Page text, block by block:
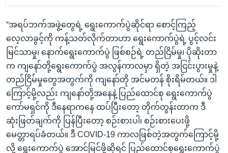
“အရပ်ဘက်အဖွဲ့တွေရဲ့ ရွေးကောက်ပွဲဆိုင်ရာ စောင့်ကြည့်
လေ့လာခွင့်ကို ကန့်သတ်လိုက်တာဟာ ရွေးကောက်ပွဲရဲ့ ပွင့်လင်း
မြင်သာမှု၊ နောက်ရွေးကောက်ပွဲ ဖြစ်စဉ်ရဲ့ တည်ငြိမ်မှု၊ ပိုဆိုးတာ
က ကျနော်တို့ရွေးကောက်ပွဲ အလွန်ကာလမှာ ရှိတဲ့ အငြင်းပွားမှုနဲ့
တည်ငြိမ်မှုတွေအတွက်ကို ကျနော်တို အင်မတန် စိုးရိမ်တယ်။ ဒါ
ကြောင့်မို့လည်း ကျနော်တို့အနေနဲ့ ပြည်ထောင်စု ရွေးကောက်ပွဲ
ကော်မရှင်ကို ဒီနေရာကနေ ထပ်ပြီးတော့ တိုက်တွန်းတာက ဒီ
ဆုံးဖြတ်ချက်ကို ပြန်ပြီးတော့ စဉ်းစားပါ၊ စဉ်းစားပေးဖို့
မေတ္တာရပ်ခံတယ်။ ဒီ COVID-19 ကာလဖြစ်တဲ့အတွက်ကြောင့်မို့
လို့ ရွေးကောက်ပွဲ အောင်မြင်ဖို့ဆိုရင် ပြည်ထောင်စုရွေးကောက်ပွဲ